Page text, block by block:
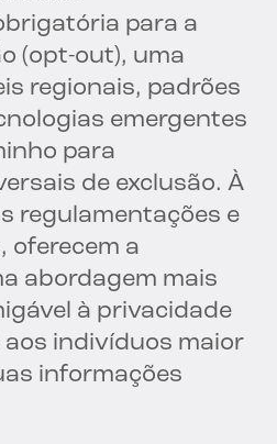
para a
(opt-out), uma
regionais, padrões
emergentes
para
de exclusão. À
regulamentações e
oferecem a
abordagem mais
à privacidade
indivíduos maior
informações